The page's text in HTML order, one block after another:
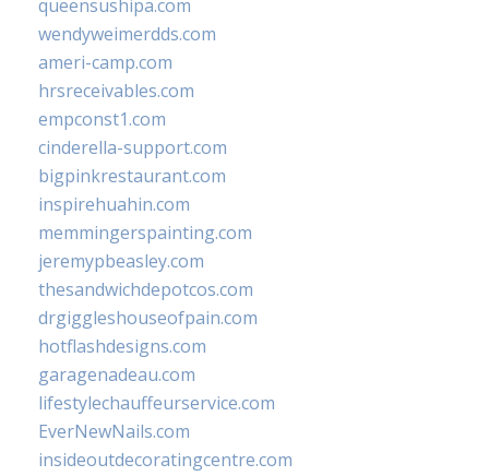
queensushipa.com
wendyweimerdds.com
ameri-camp.com
hrsreceivables.com
empconst1.com
cinderella-support.com
bigpinkrestaurant.com
inspirehuahin.com
memmingerspainting.com
jeremypbeasley.com
thesandwichdepotcos.com
drgiggleshouseofpain.com
hotflashdesigns.com
garagenadeau.com
lifestylechauffeurservice.com
EverNewNails.com
insideoutdecoratingcentre.com